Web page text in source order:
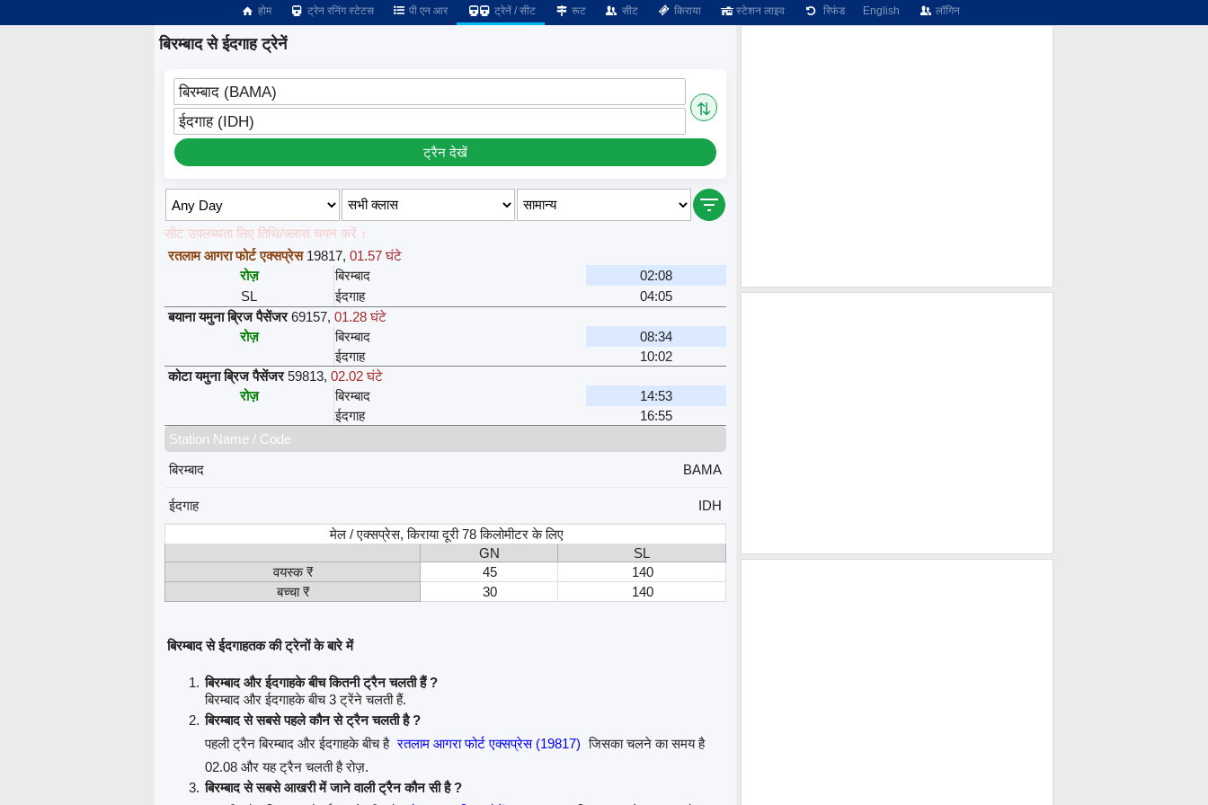
होम ट्रेन रनिंग स्टेटस पी एन आर ट्रेनें / सीट रूट सीट किराया स्टेशन लाइव रिफंड English लॉगिन
बिरम्बाद से ईदगाह ट्रेनें
बिरम्बाद (BAMA)
⇅
ईदगाह (IDH)
ट्रैन देखें
सीट उपलब्धता लिए तिथि/क्लास चयन करें ↑
रतलाम आगरा फोर्ट एक्सप्रेस 19817, 01.57 घंटे
रोज़
बिरम्बाद
02:08
SL
ईदगाह
04:05
बयाना यमुना ब्रिज पैसेंजर 69157, 01.28 घंटे
रोज़
बिरम्बाद
08:34
ईदगाह
10:02
कोटा यमुना ब्रिज पैसेंजर 59813, 02.02 घंटे
रोज़
बिरम्बाद
14:53
ईदगाह
16:55
Station Name / Code
बिरम्बाद
BAMA
ईदगाह
IDH
मेल / एक्सप्रेस, किराया दूरी 78 किलोमीटर के लिए
GN
SL
वयस्क ₹
45
140
बच्चा ₹
30 140
बिरम्बाद से ईदगाहतक की ट्रेनों के बारे में
बिरम्बाद और ईदगाहके बीच कितनी ट्रैन चलती हैं ?
बिरम्बाद और ईदगाहके बीच 3 ट्रेंने चलती हैं.
बिरम्बाद से सबसे पहले कौन से ट्रैन चलती है ?
पहली ट्रैन बिरम्बाद और ईदगाहके बीच है रतलाम आगरा फोर्ट एक्सप्रेस (19817) जिसका चलने का समय है
02.08 और यह ट्रैन चलती है रोज़.
बिरम्बाद से सबसे आखरी में जाने वाली ट्रैन कौन सी है ?